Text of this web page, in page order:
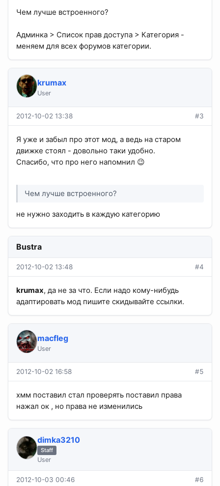
Чем лучше встроенного?
Админка > Список прав доступа > Категория -
меняем для всех форумов категории.
krumax
User
2012-10-02 13:38 #3
Я уже и забыл про этот мод, а ведь на старом
движке стоял - довольно таки удобно.
Спасибо, что про него напомнил 😉
Чем лучше встроенного?
не нужно заходить в каждую категорию
Bustra
2012-10-02 13:48 #4
krumax, да не за что. Если надо кому-нибудь
адаптировать мод пишите скидывайте ссылки.
macfleg
User
2012-10-02 16:58 #5
хмм поставил стал проверять поставил права
нажал ок , но права не изменились
dimka3210
Staff
User
2012-10-03 00:46 #6